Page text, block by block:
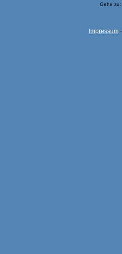
Gehe zu:
Impressum·